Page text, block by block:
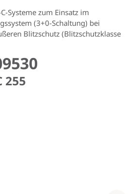
Systeme zum Einsatz im
(3+0-Schaltung) bei
Blitzschutz (Blitzschutzklasse
255